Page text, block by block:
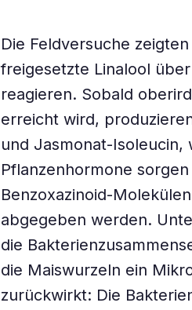
Die Feldversuche
freigesetzte Linalool
reagieren. Sobald
erreicht wird,
und Jasmonat-Isoleucin,
Pflanzenhormone
Benzoxazinoid-
abgegeben werden.
die
die Maiswurzeln ein
zurückwirkt: Die